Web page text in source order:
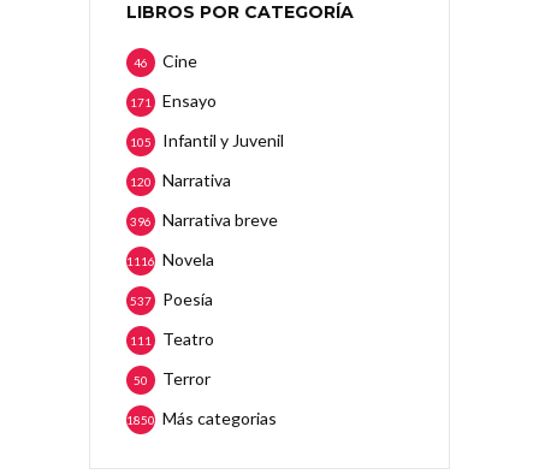
LIBROS POR CATEGORÍA
Cine
46
Ensayo
171
Infantil y Juvenil
105
Narrativa
120
Narrativa breve
396
Novela
1116
Poesía
537
Teatro
111
Terror
50
Más categorias
1850